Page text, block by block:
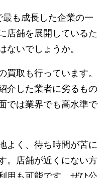
も成長した企業の一
店舗を展開しているた
ないでしょうか。
買取も行っています。
介した業者に劣るもの
では業界でも高水準で
よく、待ち時間が苦に
。店舗が近くにない方
用も可能です。ぜひ公